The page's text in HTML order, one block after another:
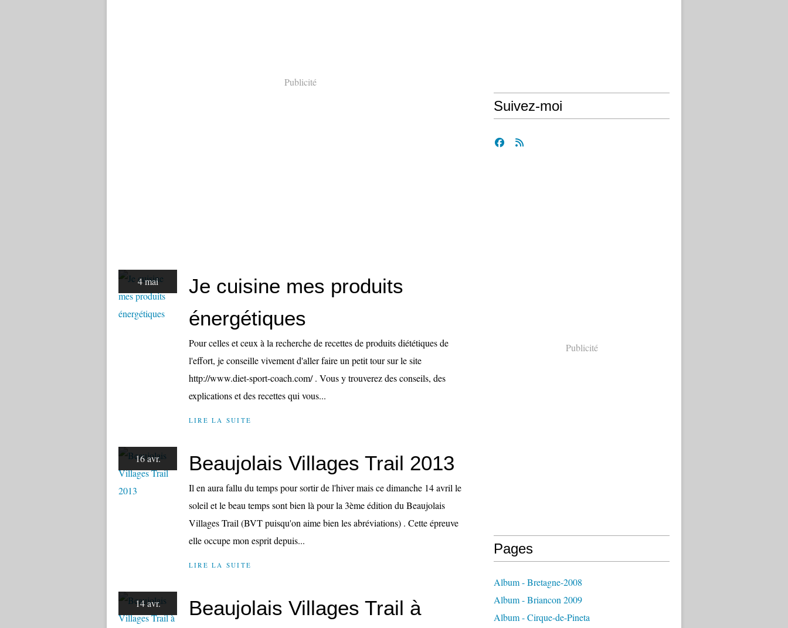
Publicité
4 mai
Je cuisine mes produits
énergétiques
Pour celles et ceux à la recherche de recettes de produits diététiques de
l'effort, je conseille vivement d'aller faire un petit tour sur le site
http://www.diet-sport-coach.com/ . Vous y trouverez des conseils, des
explications et des recettes qui vous...
LIRE LA SUITE
16 avr. Beaujolais Villages Trail 2013
Il en aura fallu du temps pour sortir de l'hiver mais ce dimanche 14 avril le
soleil et le beau temps sont bien là pour la 3ème édition du Beaujolais
Villages Trail (BVT puisqu'on aime bien les abréviations) . Cette épreuve
elle occupe mon esprit depuis...
LIRE LA SUITE
14 avr.
Beaujolais Villages Trail à
Suivez-moi
Publicité
Pages
Album - Bretagne-2008
Album - Briancon 2009
Album - Cirque-de-Pineta